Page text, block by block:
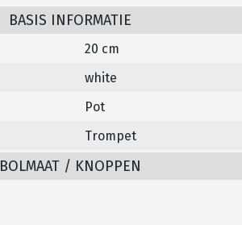
BASIS INFORMATIE
20 cm
white
Pot
Trompet
BOLMAAT / KNOPPEN